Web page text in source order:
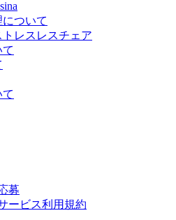
ついて
レスレスチェア
募
ービス利用規約